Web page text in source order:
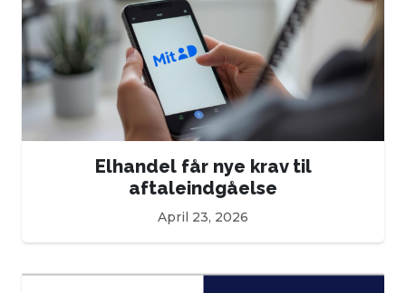
Elhandel får nye krav til
aftaleindgåelse
April 23, 2026